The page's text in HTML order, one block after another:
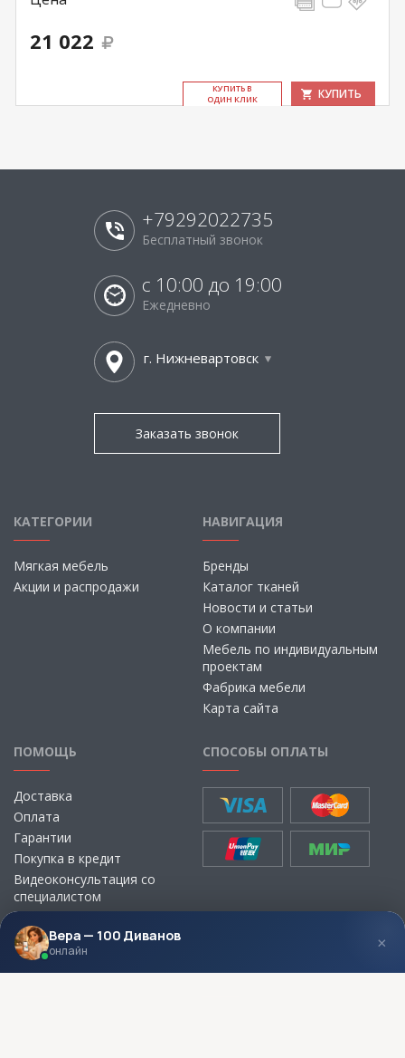
21 022
КУ­ПИТЬ В
ОДИН КЛИК
КУПИТЬ
+79292022735
Бесплатный звонок
с 10:00 до 19:00
Ежедневно
г. Нижневартовск
Заказать звонок
КАТЕГОРИИ
Мягкая мебель
Акции и распродажи
НАВИГАЦИЯ
Бренды
Каталог тканей
Новости и статьи
О компании
Мебель по индивидуальным
проектам
Фабрика мебели
Карта сайта
ПОМОЩЬ
Доставка
Оплата
Гарантии
Покупка в кредит
Видеоконсультация со
специалистом
Выбор ткани для мебели без
визита в магазин
СПОСОБЫ ОПЛАТЫ
МЫ В СОЦСЕТЯХ КОНТАКТЫ
Вера — 100 Диванов
онлайн ×